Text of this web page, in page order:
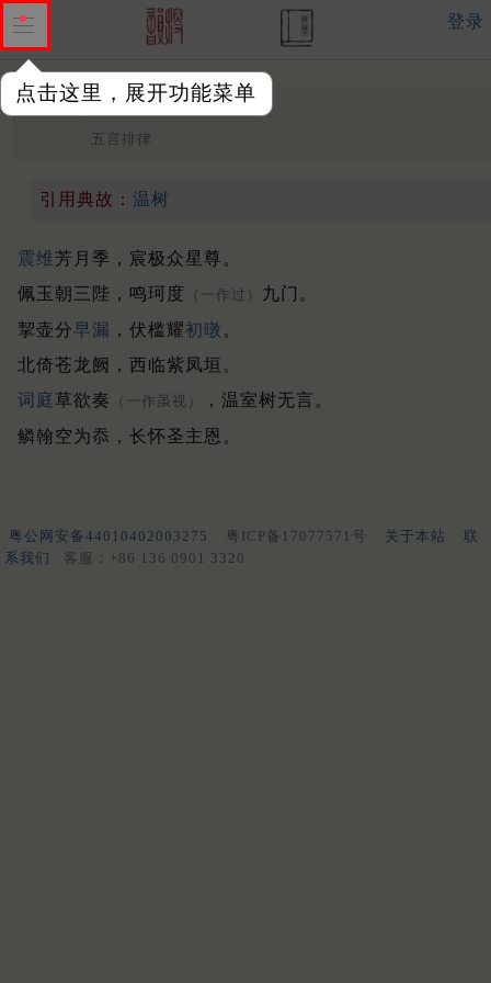
点击这里，展开功能菜单
登录
早朝 唐 ·韦元旦
五言排律
引用典故： 温树
震维芳月季，宸极众星尊。
佩玉朝三陛，鸣珂度
（一作过）
九门。
挈壶分早漏 ，伏槛耀初暾 。
北倚苍龙阙，西临紫凤垣。
词庭草欲奏 （一作虽视）
，温室树无言。
鳞翰空为忝，长怀圣主恩。
粤公网安备44010402003275 粤ICP备17077571号 关于本站
联
系我们
客服：+86 136 0901 3320